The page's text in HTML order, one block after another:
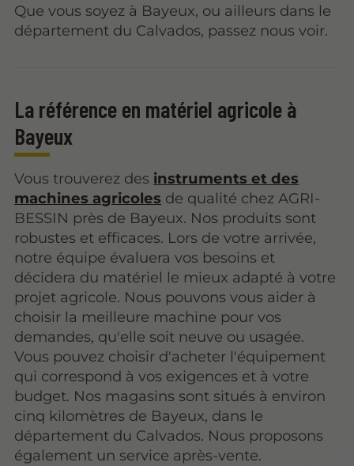
Que vous soyez à Bayeux, ou ailleurs dans le
département du Calvados, passez nous voir.
La référence en matériel agricole à
Bayeux
Vous trouverez des instruments et des
machines agricoles de qualité chez AGRI-
BESSIN près de Bayeux. Nos produits sont
robustes et efficaces. Lors de votre arrivée,
notre équipe évaluera vos besoins et
décidera du matériel le mieux adapté à votre
projet agricole. Nous pouvons vous aider à
choisir la meilleure machine pour vos
demandes, qu'elle soit neuve ou usagée.
Vous pouvez choisir d'acheter l'équipement
qui correspond à vos exigences et à votre
budget. Nos magasins sont situés à environ
cinq kilomètres de Bayeux, dans le
département du Calvados. Nous proposons
également un service après-vente.